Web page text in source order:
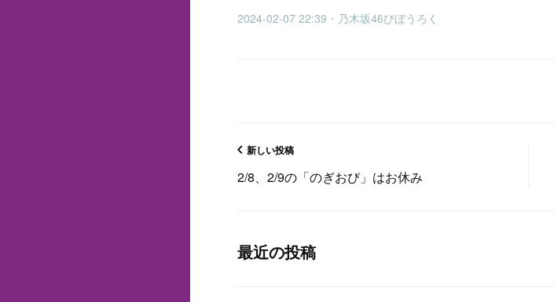
2024-02-07 22:39・乃木坂46びぼうろく
新しい投稿
2/8、2/9の「のぎおび」はお休み
最近の投稿